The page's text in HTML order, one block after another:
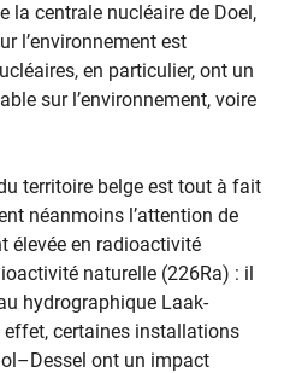
la centrale nucléaire de Doel,
l’environnement est
en particulier, ont un
sur l’environnement, voire
territoire belge est tout à fait
néanmoins l’attention de
élevée en radioactivité
naturelle (226Ra) : il
hydrographique Laak-
effet, certaines installations
ont un impact